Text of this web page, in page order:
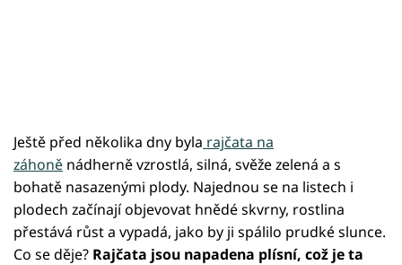
Ještě před několika dny byla rajčata na
záhoně nádherně vzrostlá, silná, svěže zelená a s
bohatě nasazenými plody. Najednou se na listech i
plodech začínají objevovat hnědé skvrny, rostlina
přestává růst a vypadá, jako by ji spálilo prudké slunce.
Co se děje? Rajčata jsou napadena plísní, což je ta